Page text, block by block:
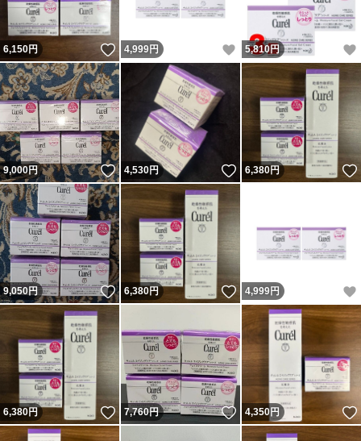
6,150円 いいね！
4,999円 いいね！
5,810円
9,000円 いいね！
4,530円 いいね！
6,380円
9,050円 いいね！
6,380円 いいね！
4,999円
6,380円 いいね！
7,760円 いいね！
4,350円